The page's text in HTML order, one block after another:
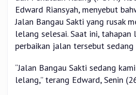
Edward Riansyah, menyebut
Jalan Bangau Sakti yang rusak
lelang selesai. Saat ini, tahapan
perbaikan jalan tersebut
“Jalan Bangau Sakti sedang
lelang,” terang Edward, Senin